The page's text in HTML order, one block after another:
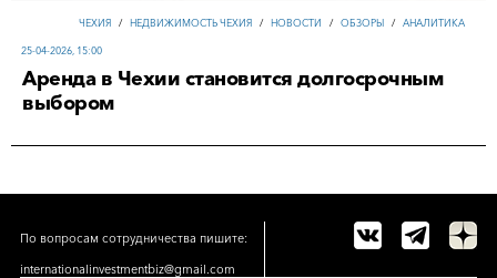
ЧЕХИЯ / НЕДВИЖИМОСТЬ ЧЕХИЯ / НОВОСТИ / ОБЗОРЫ / АНАЛИТИКА
25-04-2026, 15:00
Аренда в Чехии становится долгосрочным
выбором
По вопросам сотрудничества пишите:
internationalinvestmentbiz@gmail.com